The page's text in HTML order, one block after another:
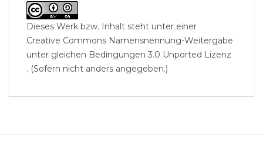
Dieses Werk bzw. Inhalt steht unter einer
Creative Commons Namensnennung-Weitergabe
unter gleichen Bedingungen 3.0 Unported Lizenz
. (Sofern nicht anders angegeben.)